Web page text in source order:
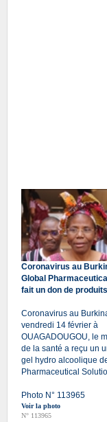
Coronavirus au
Global
fait un don de produits
Coronavirus au
vendredi 14 février à
OUAGADOUGOU, le
de la santé a reçu un
gel hydro alcoolique
Pharmaceutical
Photo N° 113965
Voir la photo
N° 113965